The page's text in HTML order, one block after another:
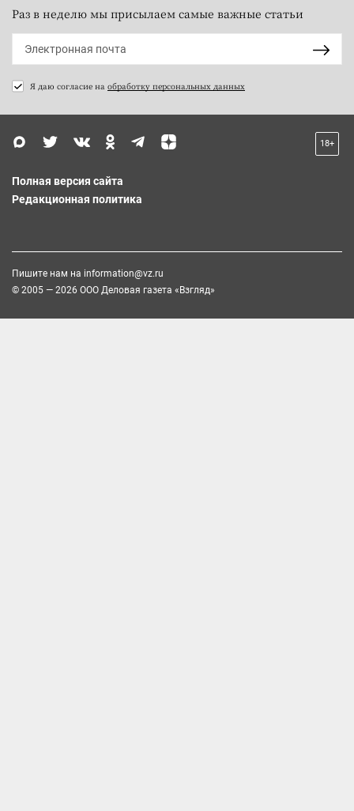
Раз в неделю мы присылаем самые важные статьи
Я даю согласие на обработку персональных данных
18+
Полная версия сайта
Редакционная политика
Пишите нам на information@vz.ru
© 2005 — 2026 ООО Деловая газета «Взгляд»